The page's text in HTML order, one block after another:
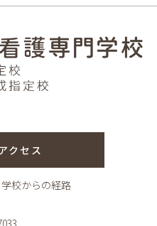
クセス
学校からの経路